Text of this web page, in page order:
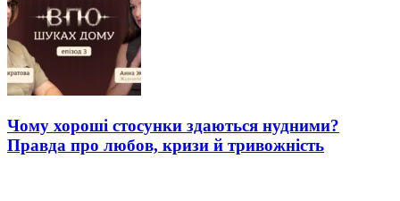
Чому хороші стосунки здаються нудними?
Правда про любов, кризи й тривожність